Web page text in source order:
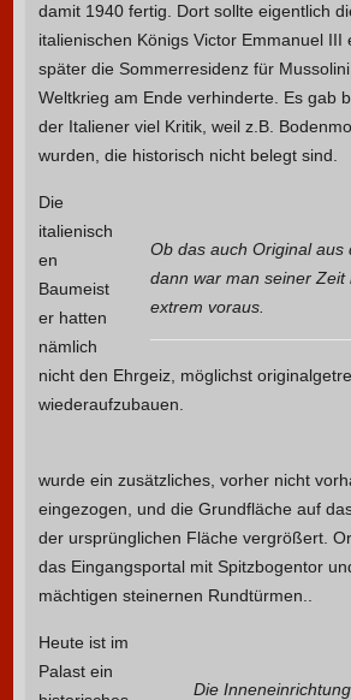
damit 1940 fertig. Dort sollte eigentlich
italienischen Königs Victor Emmanuel III
später die Sommerresidenz für
Weltkrieg am Ende verhinderte. Es gab
der Italiener viel Kritik, weil z.B.
wurden, die historisch nicht belegt sind.
Ob das auch Original aus
dann war man seiner Zeit
extrem voraus.
Die
italienisch
en
Baumeist
er hatten
nämlich
nicht den Ehrgeiz, möglichst
wiederaufzubauen.
wurde ein zusätzliches, vorher nicht
eingezogen, und die Grundfläche auf
der ursprünglichen Fläche vergrößert.
das Eingangsportal mit Spitzbogentor
mächtigen steinernen Rundtürmen..
Die
Heute ist im
Palast ein